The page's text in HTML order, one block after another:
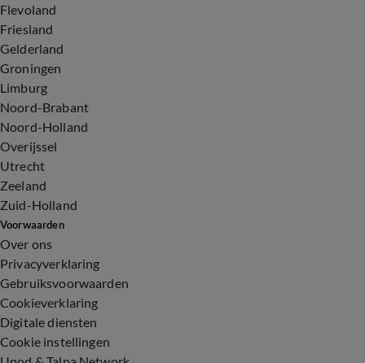
Flevoland
Friesland
Gelderland
Groningen
Limburg
Noord-Brabant
Noord-Holland
Overijssel
Utrecht
Zeeland
Zuid-Holland
Voorwaarden
Over ons
Privacyverklaring
Gebruiksvoorwaarden
Cookieverklaring
Digitale diensten
Cookie instellingen